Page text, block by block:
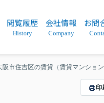
閲覧履歴
History
会社情報
Company
お問
阪市住吉区の賃貸（賃貸マンショ
印